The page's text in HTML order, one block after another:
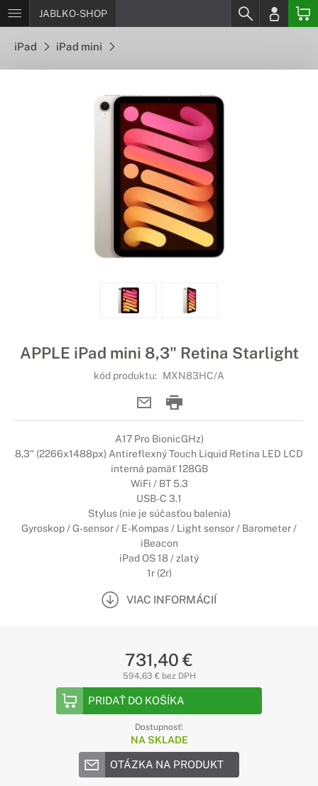
JABLKO-SHOP
iPad iPad mini
APPLE iPad mini 8,3" Retina Starlight
kód produktu: MXN83HC/A
A17 Pro BionicGHz)
8,3" (2266x1488px) Antireflexný Touch Liquid Retina LED LCD
interná pamäť 128GB
WiFi / BT 5.3
USB-C 3.1
Stylus (nie je súčasťou balenia)
Gyroskop / G-sensor / E-Kompas / Light sensor / Barometer /
iBeacon
iPad OS 18 / zlatý
1r (2r)
VIAC INFORMÁCIÍ
731,40 €
594,63 € bez DPH
PRIDAŤ DO KOŠÍKA
Dostupnosť:
NA SKLADE
OTÁZKA NA PRODUKT